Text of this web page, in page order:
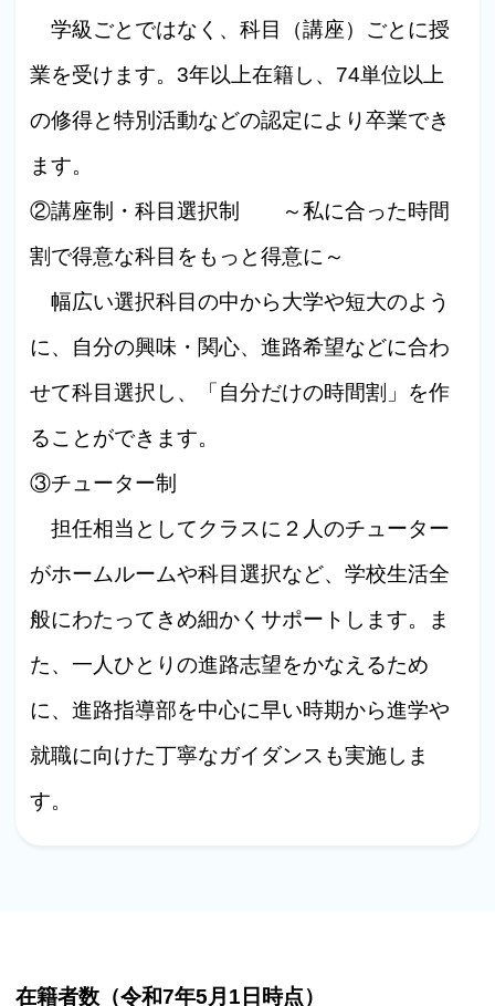
学級ごとではなく、科目（講座）ごとに授
業を受けます。3年以上在籍し、74単位以上
の修得と特別活動などの認定により卒業でき
ます。
②講座制・科目選択制 ～私に合った時間
割で得意な科目をもっと得意に～
幅広い選択科目の中から大学や短大のよう
に、自分の興味・関心、進路希望などに合わ
せて科目選択し、「自分だけの時間割」を作
ることができます。
③チューター制
担任相当としてクラスに２人のチューター
がホームルームや科目選択など、学校生活全
般にわたってきめ細かくサポートします。ま
た、一人ひとりの進路志望をかなえるため
に、進路指導部を中心に早い時期から進学や
就職に向けた丁寧なガイダンスも実施しま
す。
在籍者数（令和7年5月1日時点）